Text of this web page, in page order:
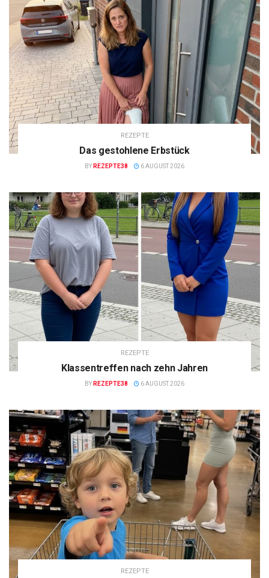
REZEPTE
Das gestohlene Erbstück
BY REZEPTE38 6 AUGUST 2026
REZEPTE
Klassentreffen nach zehn Jahren
BY REZEPTE38 6 AUGUST 2026
REZEPTE